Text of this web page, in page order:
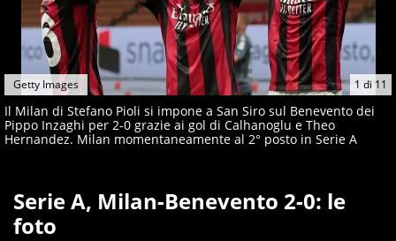
1 di 11
Getty Images
Il Milan di Stefano Pioli si impone a San Siro sul Benevento dei
Pippo Inzaghi per 2-0 grazie ai gol di Calhanoglu e Theo
Hernandez. Milan momentaneamente al 2° posto in Serie A
Serie A, Milan-Benevento 2-0: le
foto